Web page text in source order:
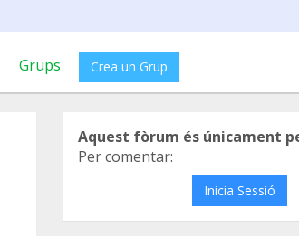
Grups Crea un Grup
Aquest fòrum és únicament
Per comentar:
Inicia Sessió